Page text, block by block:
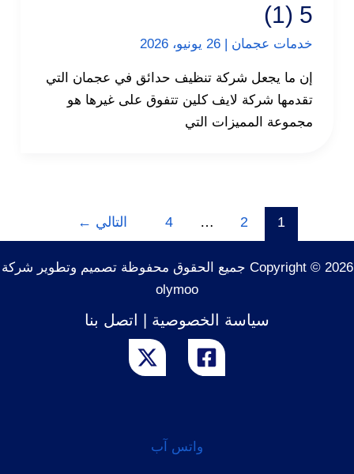
5 (1)
خدمات عجمان | 26 يونيو، 2026
إن ما يجعل شركة تنظيف حدائق في عجمان التي
تقدمها شركة لايف كلين تتفوق على غيرها هو
مجموعة المميزات التي
1
2
…
4 التالي ←
Copyright © 2026 جميع الحقوق محفوظة تصميم وتطوير شركة
olymoo
سياسة الخصوصية اتصل بنا
واتس آب